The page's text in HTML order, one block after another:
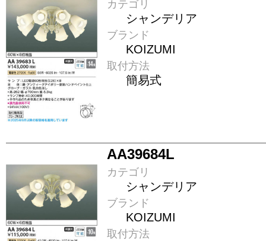
カテゴリ
シャンデリア
ブランド
KOIZUMI
取付方法
簡易式
AA39684L
カテゴリ
シャンデリア
ブランド
KOIZUMI
取付方法